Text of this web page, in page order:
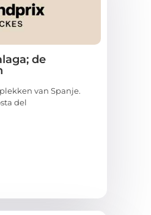
de
van Spanje.
del